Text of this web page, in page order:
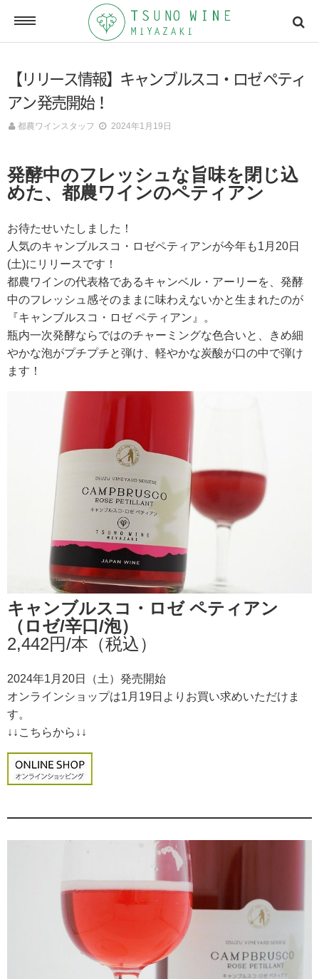
ONLINE SHOP
オンラインショッピング
CONTACT
お問い合わせ
RECRUIT
会社概要
【リリース情報】キャンブルスコ・ロゼ ペティ
アン 発売開始！
都農ワインスタッフ 2024年1月19日
発酵中のフレッシュな旨味を閉じ込
めた、都農ワインのペティアン
お待たせいたしました！
人気のキャンブルスコ・ロゼペティアンが今年も1月20日
(土)にリリースです！
都農ワインの代表格であるキャンベル・アーリーを、発酵
中のフレッシュ感そのままに味わえないかと生まれたのが
『キャンブルスコ・ロゼ ペティアン』。
瓶内一次発酵ならではのチャーミングな色合いと、きめ細
やかな泡がプチプチと弾け、軽やかな炭酸が口の中で弾け
ます！
キャンブルスコ・ロゼ ペティアン
（ロゼ/辛口/泡）
2,442円/本（税込）
2024年1月20日（土）発売開始
オンラインショップは1月19日よりお買い求めいただけま
す。
↓↓こちらから↓↓